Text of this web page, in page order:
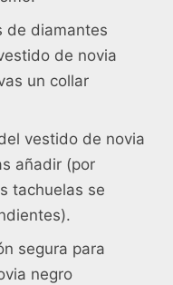
de diamantes
de novia
un collar
vestido de novia
añadir (por
tachuelas se
segura para
negro